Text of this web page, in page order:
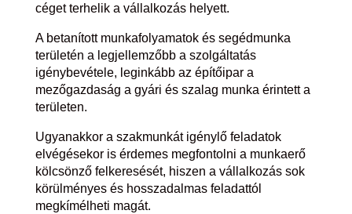
céget terhelik a vállalkozás helyett.
A betanított munkafolyamatok és segédmunka
területén a legjellemzőbb a szolgáltatás
igénybevétele, leginkább az építőipar a
mezőgazdaság a gyári és szalag munka érintett a
területen.
Ugyanakkor a szakmunkát igénylő feladatok
elvégésekor is érdemes megfontolni a munkaerő
kölcsönző felkeresését, hiszen a vállalkozás sok
körülményes és hosszadalmas feladattól
megkímélheti magát.